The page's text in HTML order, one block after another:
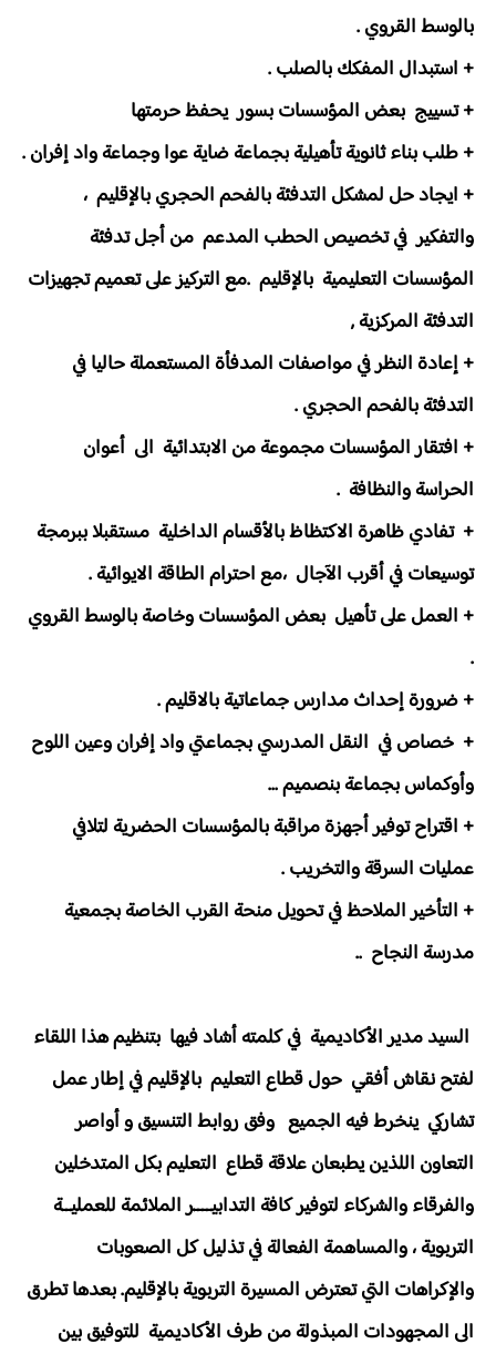
بالوسط القروي .
+ استبدال المفكك بالصلب .
+ تسييج بعض المؤسسات بسور يحفظ حرمتها
+ طلب بناء ثانوية تأهيلية بجماعة ضاية عوا وجماعة واد إفران .
+ ايجاد حل لمشكل التدفئة بالفحم الحجري بالإقليم ،
والتفكير في تخصيص الحطب المدعم من أجل تدفئة
المؤسسات التعليمية بالإقليم .مع التركيز على تعميم تجهيزات
التدفئة المركزية ,
+ إعادة النظر في مواصفات المدفأة المستعملة حاليا في
التدفئة بالفحم الحجري .
+ افتقار المؤسسات مجموعة من الابتدائية الى أعوان
الحراسة والنظافة .
+ تفادي ظاهرة الاكتظاظ بالأقسام الداخلية مستقبلا ببرمجة
توسيعات في أقرب الآجال ،مع احترام الطاقة الايوائية .
+ العمل على تأهيل بعض المؤسسات وخاصة بالوسط القروي
.
+ ضرورة إحداث مدارس جماعاتية بالاقليم .
+ خصاص في النقل المدرسي بجماعتي واد إفران وعين اللوح
وأوكماس بجماعة بنصميم ...
+ اقتراح توفير أجهزة مراقبة بالمؤسسات الحضرية لتلافي
عمليات السرقة والتخريب .
+ التأخير الملاحظ في تحويل منحة القرب الخاصة بجمعية
مدرسة النجاح ..
السيد مدير الأكاديمية في كلمته أشاد فيها بتنظيم هذا اللقاء
لفتح نقاش أفقي حول قطاع التعليم بالإقليم في إطار عمل
تشاركي ينخرط فيه الجميع وفق روابط التنسيق و أواصر
التعاون اللذين يطبعان علاقة قطاع التعليم بكل المتدخلين
والفرقاء والشركاء لتوفير كافة التدابيــــر الملائمة للعمليــة
التربوية ، والمساهمة الفعالة في تذليل كل الصعوبات
والإكراهات التي تعترض المسيرة التربوية بالإقليم. بعدها تطرق
الى المجهودات المبذولة من طرف الأكاديمية للتوفيق بين